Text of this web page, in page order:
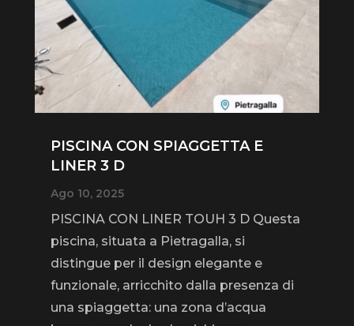
PISCINA CON SPIAGGETTA E
LINER 3 D
Ago 10, 2025
PISCINA CON LINER TOUH 3 D Questa
piscina, situata a Pietragalla, si
distingue per il design elegante e
funzionale, arricchito dalla presenza di
una spiaggetta: una zona d’acqua